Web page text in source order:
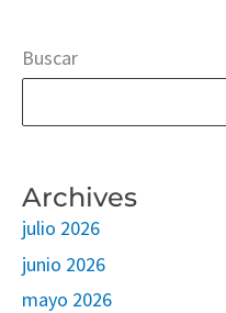
Buscar
Archives
julio 2026
junio 2026
mayo 2026